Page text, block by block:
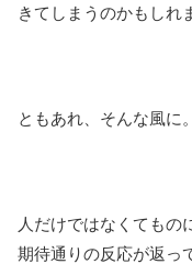
きてしまうのかもしれ
ともあれ、そんな風に。
人だけではなくてもの
期待通りの反応が返っ